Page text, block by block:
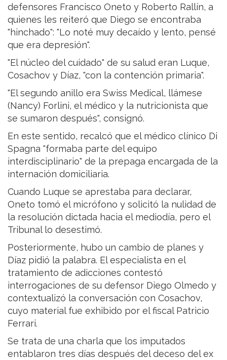
defensores Francisco Oneto y Roberto Rallín, a
quienes les reiteró que Diego se encontraba
"hinchado": "Lo noté muy decaído y lento, pensé
que era depresión".
"El núcleo del cuidado" de su salud eran Luque,
Cosachov y Díaz, "con la contención primaria".
"El segundo anillo era Swiss Medical, llámese
(Nancy) Forlini, el médico y la nutricionista que
se sumaron después", consignó.
En este sentido, recalcó que el médico clínico Di
Spagna "formaba parte del equipo
interdisciplinario" de la prepaga encargada de la
internación domiciliaria.
Cuando Luque se aprestaba para declarar,
Oneto tomó el micrófono y solicitó la nulidad de
la resolución dictada hacia el mediodía, pero el
Tribunal lo desestimó.
Posteriormente, hubo un cambio de planes y
Díaz pidió la palabra. El especialista en el
tratamiento de adicciones contestó
interrogaciones de su defensor Diego Olmedo y
contextualizó la conversación con Cosachov,
cuyo material fue exhibido por el fiscal Patricio
Ferrari.
Se trata de una charla que los imputados
entablaron tres días después del deceso del ex